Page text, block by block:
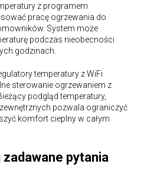
z programem
pracę ogrzewania do
System może
podczas nieobecności
godzinach.
temperatury z WiFi
sterowanie ogrzewaniem z
podgląd temperatury,
pozwala ograniczyć
komfort cieplny w całym
pytania